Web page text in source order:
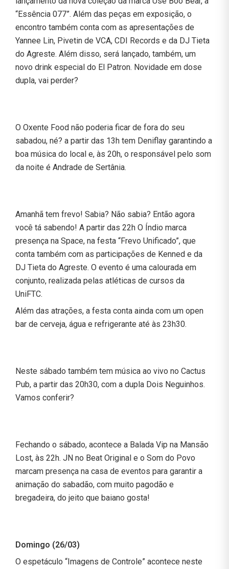
“Essência 077”. Além das peças em exposição, o
encontro também conta com as apresentações de
Yannee Lin, Pivetin de VCA, CDI Records e da DJ Tieta
do Agreste. Além disso, será lançado, também, um
novo drink especial do El Patron. Novidade em dose
dupla, vai perder?
O Oxente Food não poderia ficar de fora do seu
sabadou, né? a partir das 13h tem Deniflay garantindo a
boa música do local e, às 20h, o responsável pelo som
da noite é Andrade de Sertânia.
Amanhã tem frevo! Sabia? Não sabia? Então agora
você tá sabendo! A partir das 22h O Índio marca
presença na Space, na festa “Frevo Unificado”, que
conta também com as participações de Kenned e da
DJ Tieta do Agreste. O evento é uma calourada em
conjunto, realizada pelas atléticas de cursos da
UniFTC.
Além das atrações, a festa conta ainda com um open
bar de cerveja, água e refrigerante até às 23h30.
Neste sábado também tem música ao vivo no Cactus
Pub, a partir das 20h30, com a dupla Dois Neguinhos.
Vamos conferir?
Fechando o sábado, acontece a Balada Vip na Mansão
Lost, às 22h. JN no Beat Original e o Som do Povo
marcam presença na casa de eventos para garantir a
animação do sabadão, com muito pagodão e
bregadeira, do jeito que baiano gosta!
Domingo (26/03)
O espetáculo “Imagens de Controle” acontece neste